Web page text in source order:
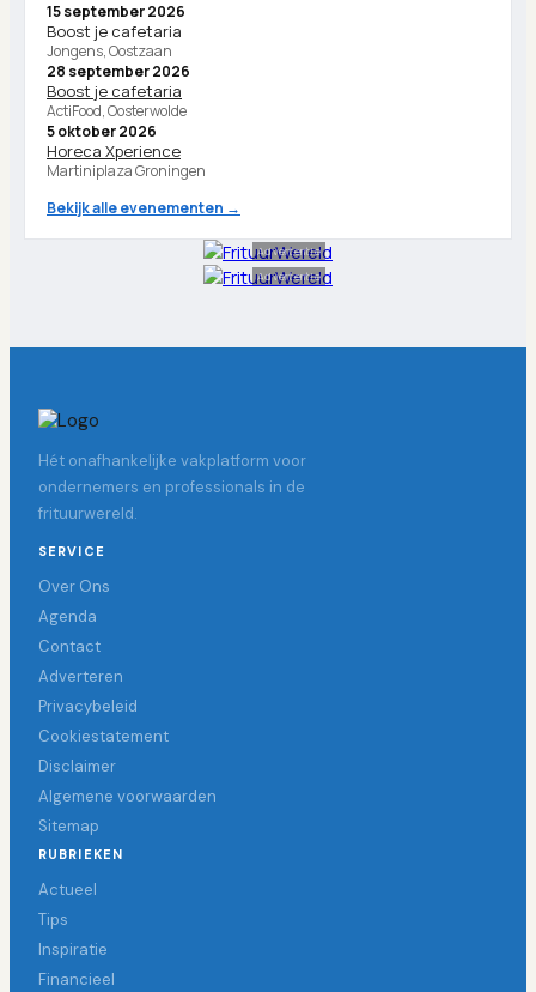
15 september 2026
Boost je cafetaria
Jongens, Oostzaan
28 september 2026
Boost je cafetaria
ActiFood, Oosterwolde
5 oktober 2026
Horeca Xperience
Martiniplaza Groningen
Bekijk alle evenementen →
Advertentie
Advertentie
Hét onafhankelijke vakplatform voor
ondernemers en professionals in de
frituurwereld.
SERVICE
Over Ons
Agenda
Contact
Adverteren
Privacybeleid
Cookiestatement
Disclaimer
Algemene voorwaarden
Sitemap
RUBRIEKEN
Actueel
Tips
Inspiratie
Financieel